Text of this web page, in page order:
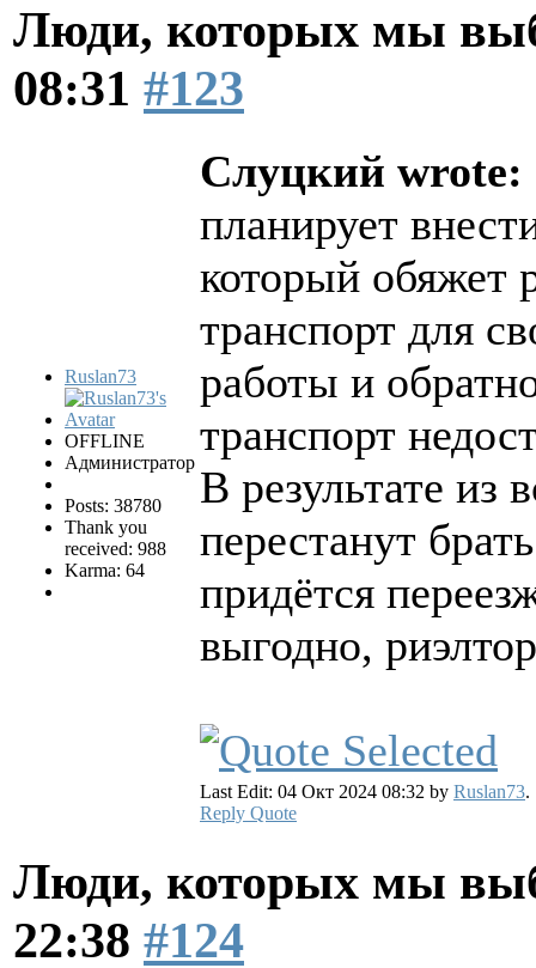
Люди, которых мы
08:31 #123
Ruslan73
OFFLINE
Администратор
Posts: 38780
Thank you
received: 988
Karma: 64
Слуцкий wrote:
планирует
который обяжет
транспорт для
работы и
транспорт
В результате из
перестанут
придётся
выгодно,
Last Edit: 04 Окт 2024 08:32 by Ruslan73.
Reply Quote
Люди, которых мы
22:38 #124